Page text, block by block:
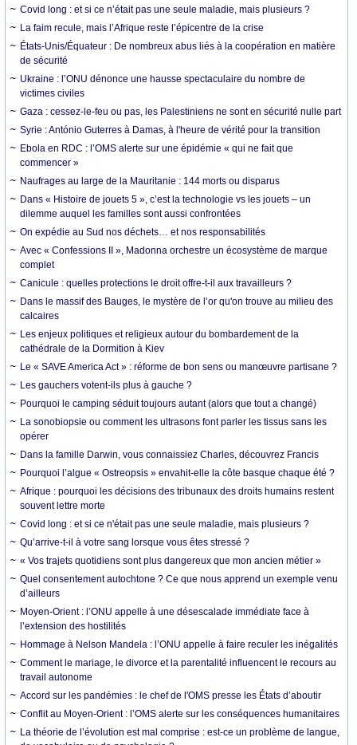
Covid long : et si ce n’était pas une seule maladie, mais plusieurs ?
La faim recule, mais l’Afrique reste l’épicentre de la crise
États-Unis/Équateur : De nombreux abus liés à la coopération en matière
de sécurité
Ukraine : l’ONU dénonce une hausse spectaculaire du nombre de
victimes civiles
Gaza : cessez-le-feu ou pas, les Palestiniens ne sont en sécurité nulle part
Syrie : António Guterres à Damas, à l'heure de vérité pour la transition
Ebola en RDC : l’OMS alerte sur une épidémie « qui ne fait que
commencer »
Naufrages au large de la Mauritanie : 144 morts ou disparus
Dans « Histoire de jouets 5 », c’est la technologie vs les jouets – un
dilemme auquel les familles sont aussi confrontées
On expédie au Sud nos déchets… et nos responsabilités
Avec « Confessions II », Madonna orchestre un écosystème de marque
complet
Canicule : quelles protections le droit offre-t-il aux travailleurs ?
Dans le massif des Bauges, le mystère de l’or qu'on trouve au milieu des
calcaires
Les enjeux politiques et religieux autour du bombardement de la
cathédrale de la Dormition à Kiev
Le « SAVE America Act » : réforme de bon sens ou manœuvre partisane ?
Les gauchers votent-ils plus à gauche ?
Pourquoi le camping séduit toujours autant (alors que tout a changé)
La sonobiopsie ou comment les ultrasons font parler les tissus sans les
opérer
Dans la famille Darwin, vous connaissiez Charles, découvrez Francis
Pourquoi l’algue « Ostreopsis » envahit-elle la côte basque chaque été ?
Afrique : pourquoi les décisions des tribunaux des droits humains restent
souvent lettre morte
Covid long : et si ce n'était pas une seule maladie, mais plusieurs ?
Qu’arrive-t-il à votre sang lorsque vous êtes stressé ?
« Vos trajets quotidiens sont plus dangereux que mon ancien métier »
Quel consentement autochtone ? Ce que nous apprend un exemple venu
d’ailleurs
Moyen-Orient : l’ONU appelle à une désescalade immédiate face à
l’extension des hostilités
Hommage à Nelson Mandela : l’ONU appelle à faire reculer les inégalités
Comment le mariage, le divorce et la parentalité influencent le recours au
travail autonome
Accord sur les pandémies : le chef de l'OMS presse les États d’aboutir
Conflit au Moyen-Orient : l’OMS alerte sur les conséquences humanitaires
La théorie de l’évolution est mal comprise : est-ce un problème de langue,